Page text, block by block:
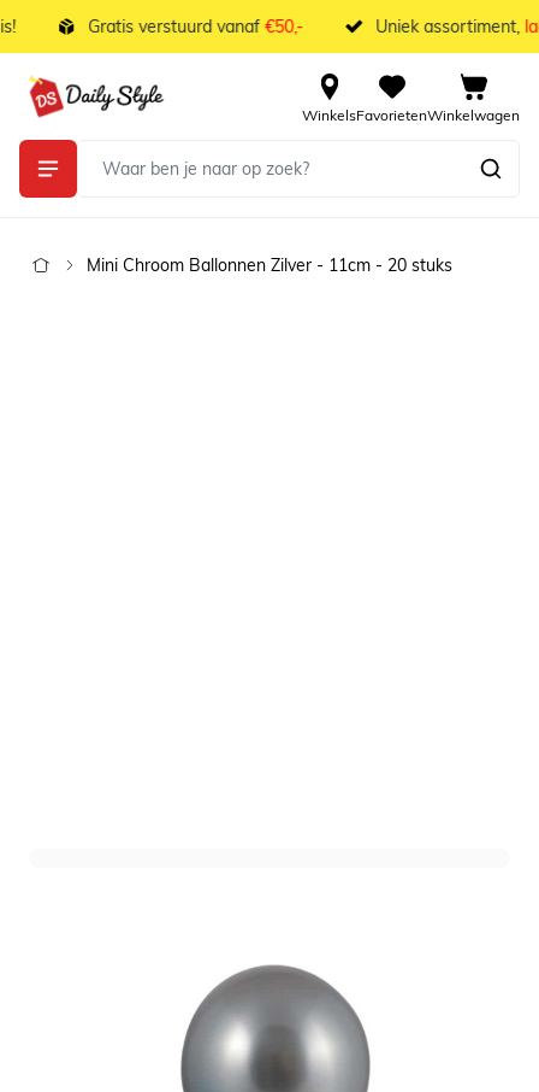
Ga naar de inhoud
Gratis verstuurd vanaf€50,- Uniek assortiment,
WinkelsFavorietenWinkelwagen
Mini Chroom Ballonnen Zilver - 11cm - 20 stuks